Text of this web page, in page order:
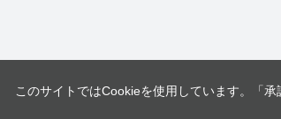
このサイトではCookieを使用しています。「